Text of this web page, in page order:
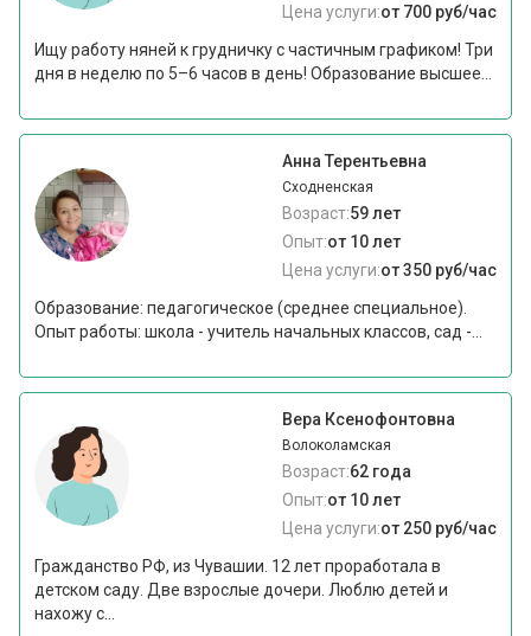
Цена услуги:от 700 руб/час
Ищу работу няней к грудничку с частичным графиком! Три
дня в неделю по 5–6 часов в день! Образование высшее...
Анна Терентьевна
Сходненская
Возраст:59 лет
Опыт:от 10 лет
Цена услуги:от 350 руб/час
Образование: педагогическое (среднее специальное).
Опыт работы: школа - учитель начальных классов, сад -...
Вера Ксенофонтовна
Волоколамская
Возраст:62 года
Опыт:от 10 лет
Цена услуги:от 250 руб/час
Гражданство РФ, из Чувашии. 12 лет проработала в
детском саду. Две взрослые дочери. Люблю детей и
нахожу с...